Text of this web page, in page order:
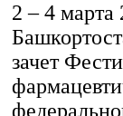
2 – 4 марта
зачет